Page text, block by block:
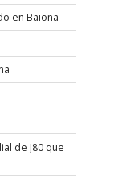
en Baiona
de J80 que